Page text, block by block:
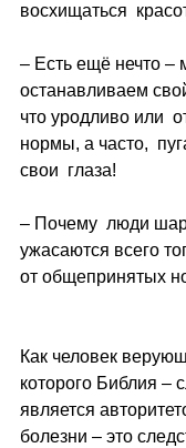
восхищаться
– Есть ещё нечто –
останавливаем
что уродливо или
нормы, а часто,
свои  глаза!
– Почему  люди
ужасаются всего
от общепринятых
Как человек
которого Библия –
является
болезни – это